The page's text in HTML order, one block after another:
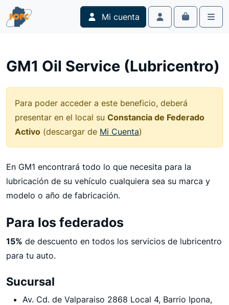
Skip to content
Skip to footer
Mi cuenta
Account
Cart
GM1 Oil Service (Lubricentro)
Para poder acceder a este beneficio, deberá
presentar en el local su Constancia de Federado
Activo (descargar de Mi Cuenta)
En GM1 encontrará todo lo que necesita para la
lubricación de su vehículo cualquiera sea su marca y
modelo o año de fabricación.
Para los federados
15% de descuento en todos los servicios de lubricentro
para tu auto.
Sucursal
Av. Cd. de Valparaiso 2868 Local 4, Barrio Ipona,